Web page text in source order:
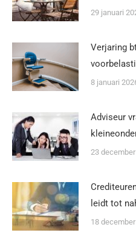
29 januari
Verjaring
8 januari
Adviseur
23
leidt tot
18